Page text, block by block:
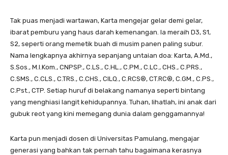
Tak puas menjadi wartawan, Karta mengejar gelar demi gelar,
ibarat pemburu yang haus darah kemenangan. Ia meraih D3, S1,
S2, seperti orang memetik buah di musim panen paling subur.
Nama lengkapnya akhirnya sepanjang untaian doa: Karta, A.Md.,
S.Sos., M.I.Kom., CNPSP., C.LS., C.HL., C.PM., C.LC., CHS., C.PRS.,
C.SMS., C.CLS., C.TRS., C.CHS., CILQ., C.RCS®, CT.RC®, C.GM., C.PS.,
C.Pst., CTP. Setiap huruf di belakang namanya seperti bintang
yang menghiasi langit kehidupannya. Tuhan, lihatlah, ini anak dari
gubuk reot yang kini memegang dunia dalam genggamannya!
Karta pun menjadi dosen di Universitas Pamulang, mengajar
generasi yang bahkan tak pernah tahu bagaimana kerasnya